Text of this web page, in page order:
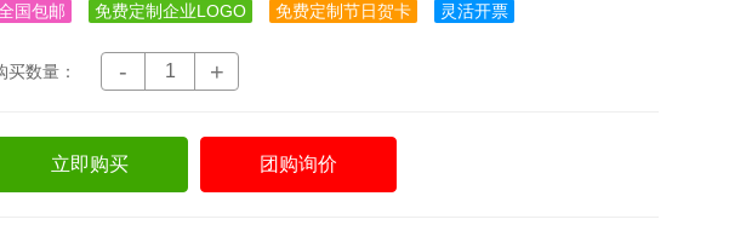
国包邮 免费定制企业LOGO 免费定制节日贺卡 灵活开票
买数量： - +
立即购买 团购询价